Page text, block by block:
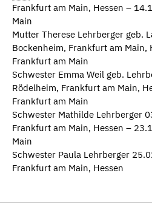
Frankfurt am Main, Hessen –
Main
Mutter Therese Lehrberger geb.
Bockenheim, Frankfurt am Main,
Frankfurt am Main
Schwester Emma Weil geb.
Rödelheim, Frankfurt am Main,
Frankfurt am Main
Schwester Mathilde Lehrberger
Frankfurt am Main, Hessen –
Main
Schwester Paula Lehrberger
Frankfurt am Main, Hessen